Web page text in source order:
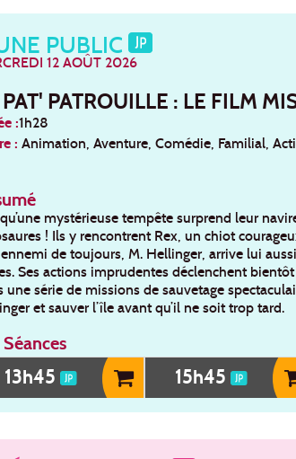
PUBLIC
12 AOÛT 2026
PATROUILLE : LE FILM
:1h28
: Animation, Aventure, Comédie, Familial,
mystérieuse tempête surprend leur
! Ils y rencontrent Rex, un chiot
de toujours, M. Hellinger, arrive lui
Ses actions imprudentes déclenchent
une série de missions de sauvetage
et sauver l’île avant qu’il ne soit trop tard.
Séances
13h45 15h45